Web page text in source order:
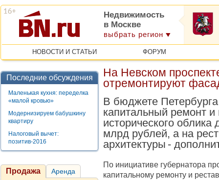
Недвижимость
в Москве
выбрать регион
НОВОСТИ И СТАТЬИ ФОРУМ
Последние обсуждения
Маленькая кухня: переделка
«малой кровью»
Модернизируем бабушкину
квартиру
Налоговый вычет:
позитив-2016
Продажа Аренда
На Невском
отремонтируют
В бюджете
капитальный ремонт и
исторического
млрд рублей, а на
архитектуры -
По инициативе губернатора
капитальному ремонту и